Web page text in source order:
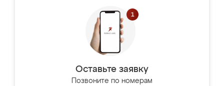
Оставьте заявку
Позвоните по номерам